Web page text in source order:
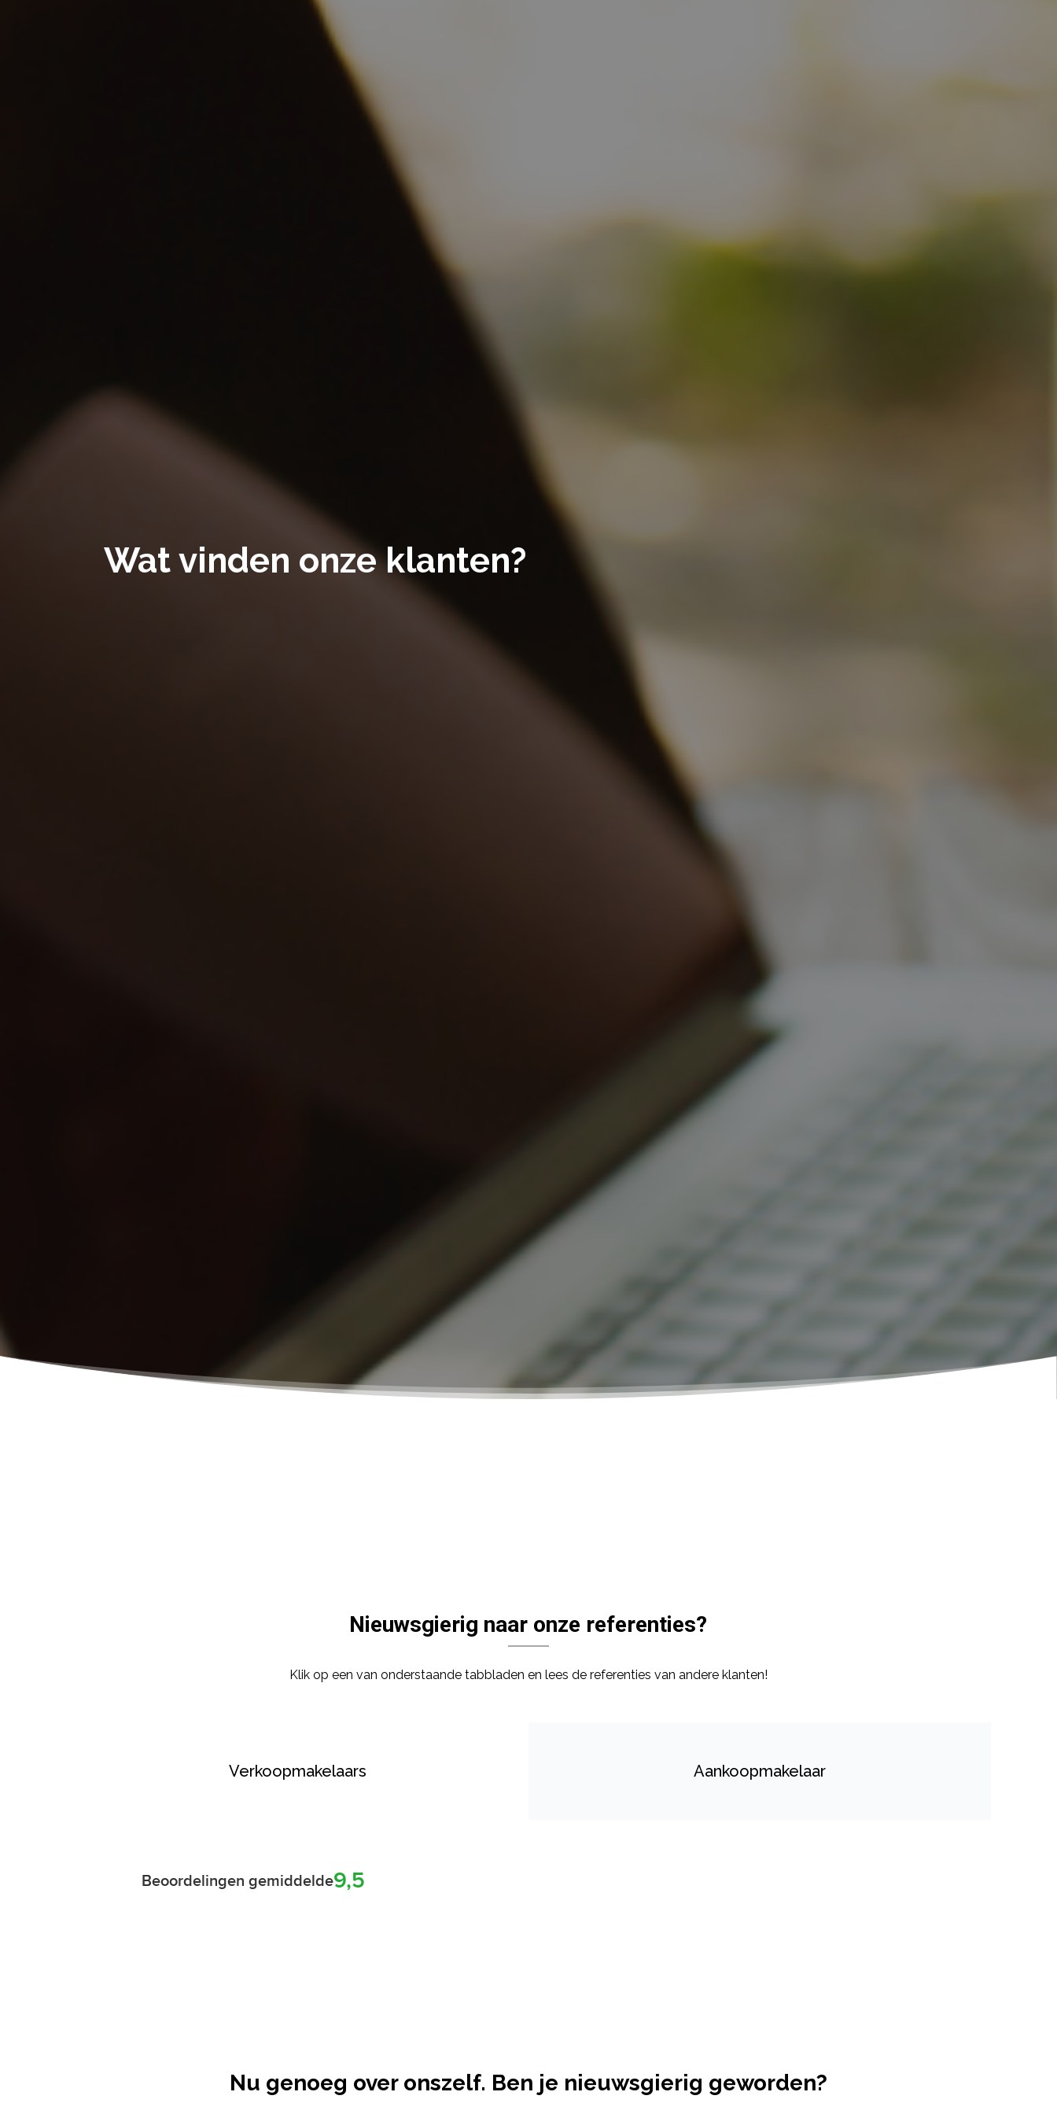
Wat vinden onze klanten?
Nieuwsgierig naar onze referenties?
Klik op een van onderstaande tabbladen en lees de referenties van andere klanten!
Verkoopmakelaars Aankoopmakelaar
Nu genoeg over onszelf. Ben je nieuwsgierig geworden?